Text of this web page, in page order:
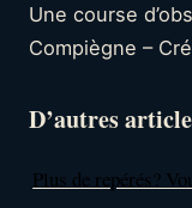
Une course
Compiègne –
D’autres
Plus de repérés?